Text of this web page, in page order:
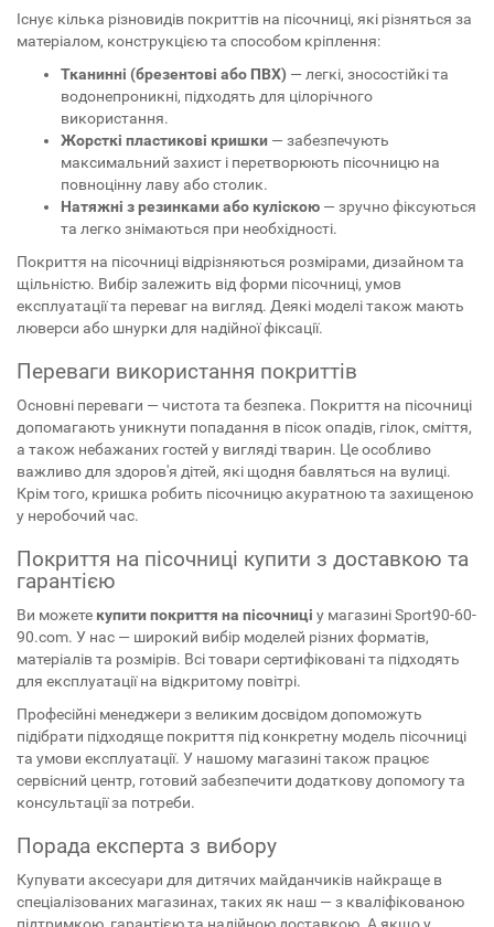
Існує кілька різновидів покриттів на пісочниці, які різняться за
матеріалом, конструкцією та способом кріплення:
Тканинні (брезентові або ПВХ) — легкі, зносостійкі та
водонепроникні, підходять для цілорічного
використання.
Жорсткі пластикові кришки — забезпечують
максимальний захист і перетворюють пісочницю на
повноцінну лаву або столик.
Натяжні з резинками або куліскою — зручно фіксуються
та легко знімаються при необхідності.
Покриття на пісочниці відрізняються розмірами, дизайном та
щільністю. Вибір залежить від форми пісочниці, умов
експлуатації та переваг на вигляд. Деякі моделі також мають
люверси або шнурки для надійної фіксації.
Переваги використання покриттів
Основні переваги — чистота та безпека. Покриття на пісочниці
допомагають уникнути попадання в пісок опадів, гілок, сміття,
а також небажаних гостей у вигляді тварин. Це особливо
важливо для здоров'я дітей, які щодня бавляться на вулиці.
Крім того, кришка робить пісочницю акуратною та захищеною
у неробочий час.
Покриття на пісочниці купити з доставкою та
гарантією
Ви можете купити покриття на пісочниці у магазині Sport90-60-
90.com. У нас — широкий вибір моделей різних форматів,
матеріалів та розмірів. Всі товари сертифіковані та підходять
для експлуатації на відкритому повітрі.
Професійні менеджери з великим досвідом допоможуть
підібрати підходяще покриття під конкретну модель пісочниці
та умови експлуатації. У нашому магазині також працює
сервісний центр, готовий забезпечити додаткову допомогу та
консультації за потреби.
Порада експерта з вибору
Купувати аксесуари для дитячих майданчиків найкраще в
спеціалізованих магазинах, таких як наш — з кваліфікованою